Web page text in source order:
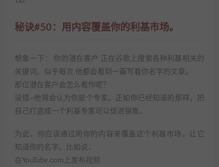
秘诀#50：用内容覆盖你的利基市场。
想象一下： 你的潜在客户 正在谷歌上搜索各种利基相关的
关键词。似乎每次 他都会看到一篇写着你名字的文章。
那位潜在客户会怎么看你呢？
没错–他将会认为你是个专家。正如你已经知道的那样，把
自己打造成一个利基专家可以促进销售。
为此，你应该通过用你的内容来覆盖这个利基市场，让它
知道你的名字。比如说：
在YouTube.com上发布视频